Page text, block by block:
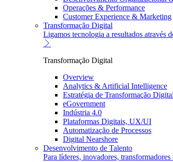
Operações & Performance
Customer Experience & Marketing
Transformação Digital
Ligamos tecnologia a resultados através
Transformação Digital
Overview
Analytics & Artificial Intelligence
Estratégia de Transformação Digital
eGovernment
Indústria 4.0
Plataformas Digitais, UX/UI
Automatização de Processos
Digital Nearshore
Desenvolvimento de Talento
Para líderes, inovadores,